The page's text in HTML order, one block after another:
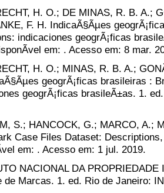
H. O.; DE MINAS, R. B. A.;
F. H. IndicaÃ§Ãµes
indicaciones geogrÃ¡ficas
em: . Acesso em: 8 mar.
H. O.; MINAS, R. B. A.;
geogrÃ¡ficas brasileiras :
geogrÃ¡ficas brasileÃ±as. 1.
S.; HANCOCK, G.; MARCO, A.;
Case Files Dataset:
em: . Acesso em: 1 jul. 2019.
NACIONAL DA
de Marcas. 1. ed. Rio de Janeiro: